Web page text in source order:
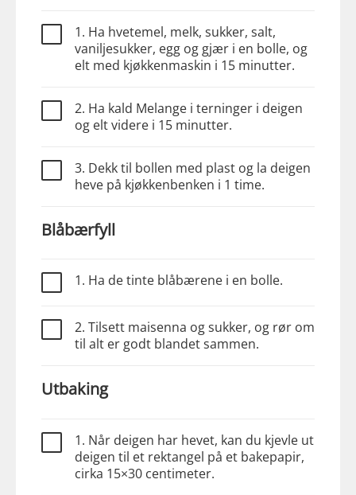
1. Ha hvetemel, melk, sukker, salt,
vaniljesukker, egg og gjær i en bolle, og
elt med kjøkkenmaskin i 15 minutter.
2. Ha kald Melange i terninger i deigen
og elt videre i 15 minutter.
3. Dekk til bollen med plast og la deigen
heve på kjøkkenbenken i 1 time.
Blåbærfyll
1. Ha de tinte blåbærene i en bolle.
2. Tilsett maisenna og sukker, og rør om
til alt er godt blandet sammen.
Utbaking
1. Når deigen har hevet, kan du kjevle ut
deigen til et rektangel på et bakepapir,
cirka 15×30 centimeter.